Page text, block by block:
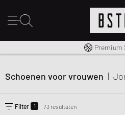
Gratis verzending
Premium
Schoenen voor vrouwen |
Filter 1 73 resultaten